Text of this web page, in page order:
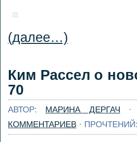
(далее…)
Ким Рассел о
70
АВТОР: МАРИНА ДЕРГАЧ ·
КОММЕНТАРИЕВ · ПРОЧТЕНИЙ: